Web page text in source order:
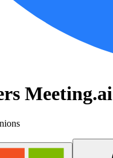
Meeting.ai